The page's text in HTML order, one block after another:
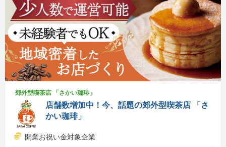
郊外型喫茶店 「さかい珈琲」
店舗数増加中！今、話題の郊外型喫茶店 「さ
かい珈琲」
開業お祝い金対象企業